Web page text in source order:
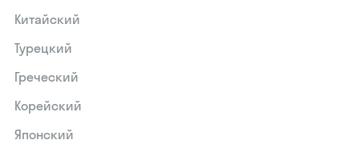
Китайский
Турецкий
Греческий
Корейский
Японский